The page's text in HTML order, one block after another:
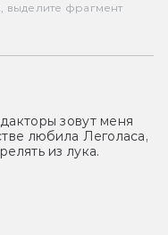
выделите фрагмент
зовут меня
любила Леголаса,
из лука.